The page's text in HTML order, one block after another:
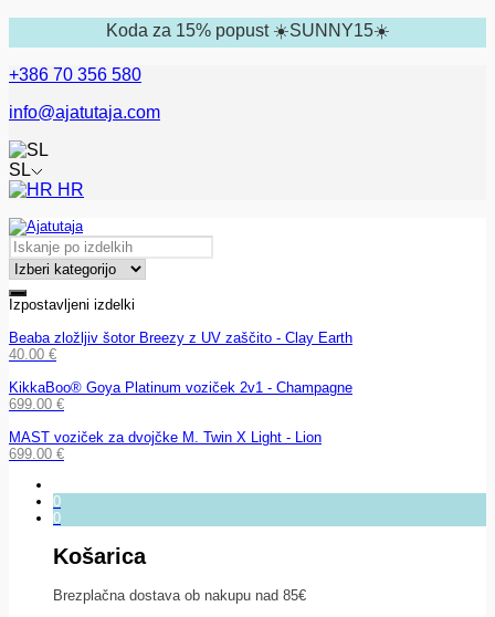
Koda za 15% popust ☀️SUNNY15☀️
+386 70 356 580
info@ajatutaja.com
SL
HR
Izpostavljeni izdelki
Beaba zložljiv šotor Breezy z UV zaščito - Clay Earth
40.00 €
KikkaBoo® Goya Platinum voziček 2v1 - Champagne
699.00 €
MAST voziček za dvojčke M. Twin X Light - Lion
699.00 €
0
0
Košarica
Brezplačna dostava ob nakupu nad 85€